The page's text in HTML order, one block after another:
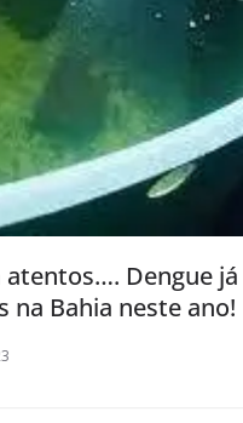
atentos…. Dengue
na Bahia neste ano!